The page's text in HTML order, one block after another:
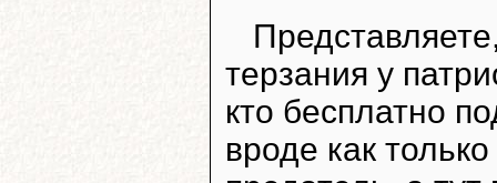
терзания у
кто бесплатно
вроде как